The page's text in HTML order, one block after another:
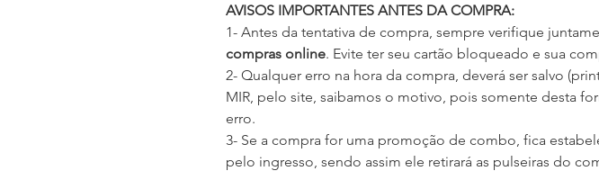
AVISOS IMPORTANTES ANTES DA COMPRA:
1- Antes da tentativa de compra, sempre verifique
compras online. Evite ter seu cartão bloqueado e sua
2- Qualquer erro na hora da compra, deverá ser salvo
MIR, pelo site, saibamos o motivo, pois somente desta
erro.
3- Se a compra for uma promoção de combo, fica
pelo ingresso, sendo assim ele retirará as pulseiras do